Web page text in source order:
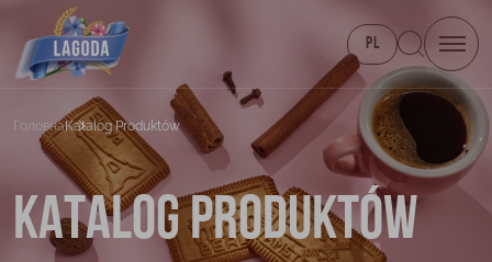
PL
ГоловнаKatalog Produktów
Katalog produktów